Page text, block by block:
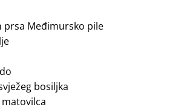
prsa Međimursko pile
bosiljka
matovilca